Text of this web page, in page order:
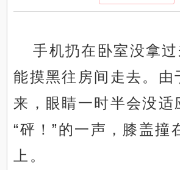
手机扔在卧室没拿
能摸黑往房间走去。由
来，眼睛一时半会没适
“砰！”的一声，膝盖撞
上。